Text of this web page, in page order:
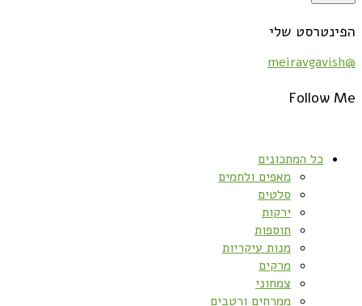
הפינטרסט שלי
@meiravgavish
Follow Me
כל המתכונים
מאפים ולחמים
סלטים
ירקות
תוספות
מנות עיקריות
מרקים
צמחוני
ממרחים ורטבים